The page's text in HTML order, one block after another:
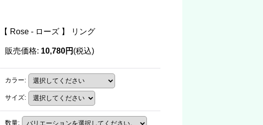
【 Rose - ローズ 】 リング
販売価格: 10,780円 (税込)
カラー:
サイズ:
数量: